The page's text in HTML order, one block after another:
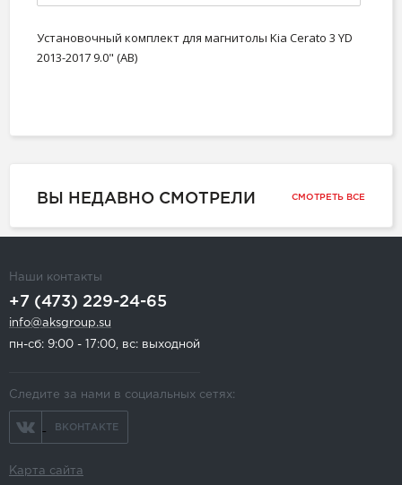
Установочный комплект для магнитолы Kia Cerato 3 YD
2013-2017 9.0" (AB)
ВЫ НЕДАВНО СМОТРЕЛИ СМОТРЕТЬ ВСЕ
Наши контакты
+7 (473) 229-24-65
info@aksgroup.su
пн-сб: 9:00 - 17:00, вс: выходной
Следите за нами в социальных сетях:
ВКОНТАКТЕ
Карта сайта